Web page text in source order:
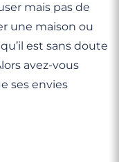
mais pas de
une maison ou
est sans doute
avez-vous
ses envies